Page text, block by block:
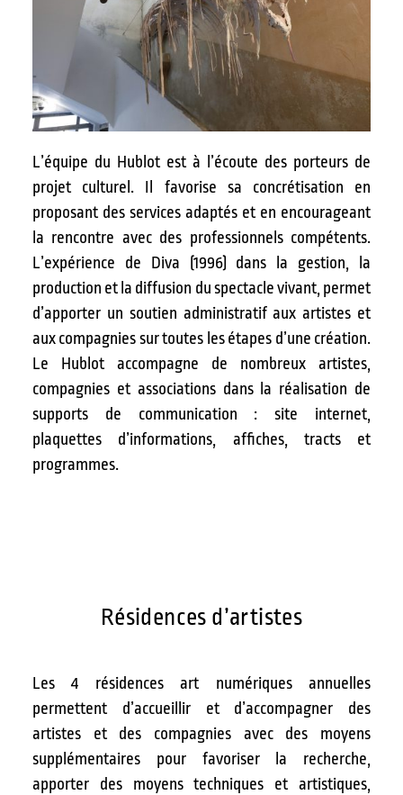
L’équipe du Hublot est à l’écoute des porteurs de
projet culturel. Il favorise sa concrétisation en
proposant des services adaptés et en encourageant
la rencontre avec des professionnels compétents.
L’expérience de Diva (1996) dans la gestion, la
production et la diffusion du spectacle vivant, permet
d’apporter un soutien administratif aux artistes et
aux compagnies sur toutes les étapes d’une création.
Le Hublot accompagne de nombreux artistes,
compagnies et associations dans la réalisation de
supports de communication : site internet,
plaquettes d’informations, affiches, tracts et
programmes.
Résidences d’artistes
Les 4 résidences art numériques annuelles
permettent d’accueillir et d’accompagner des
artistes et des compagnies avec des moyens
supplémentaires pour favoriser la recherche,
apporter des moyens techniques et artistiques,